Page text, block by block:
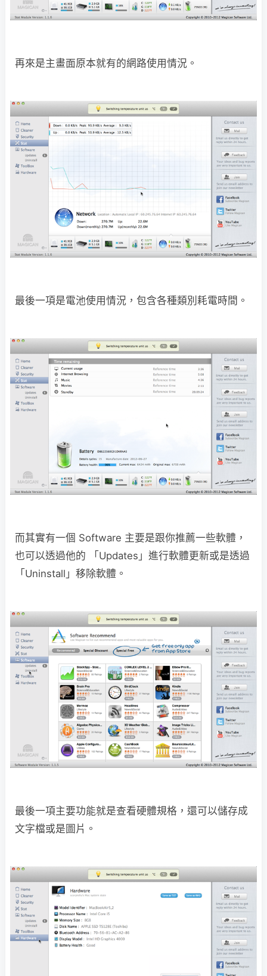
再來是主畫面原本就有的網路使用情況。
最後一項是電池使用情況，包含各種類別耗電時間。
而其實有一個 Software 主要是跟你推薦一些軟體，
也可以透過他的 「Updates」進行軟體更新或是透過
「Uninstall」移除軟體。
最後一項主要功能就是查看硬體規格，還可以儲存成
文字檔或是圖片。